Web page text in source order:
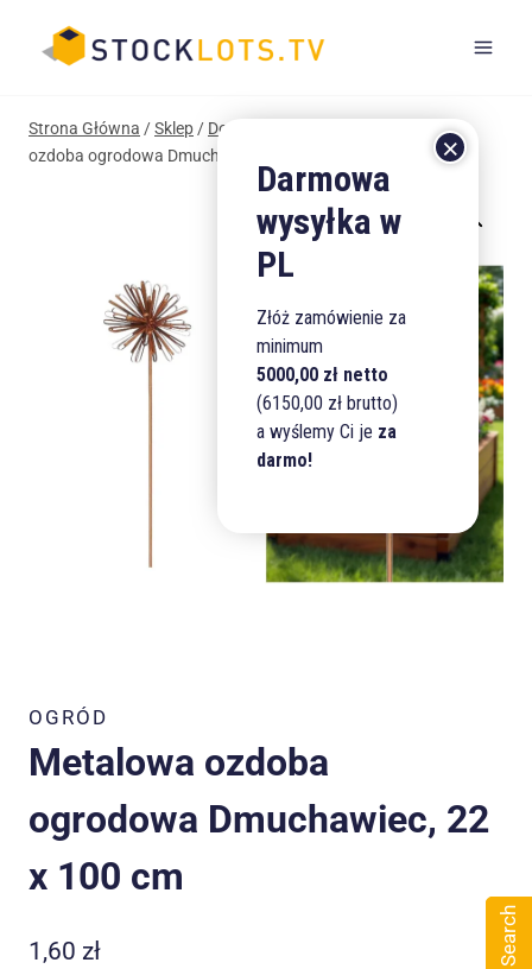
Strona Główna /Sklep/ Dom i Ogród
Metalowa
ozdoba ogrodowa Dmuchawiec, 22 x 100 cm
OGRÓD
Metalowa ozdoba
ogrodowa Dmuchawiec, 22
x 100 cm
1,60 zł
Złóż zamówienie za
minimum
5000,00 zł netto
(6150,00 zł brutto)
a wyślemy Ci je za
darmo!
Search